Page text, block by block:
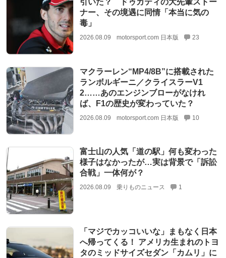
引いた？ ドゥカティの大先輩ストー
ナー、その境遇に同情「本当に気の
毒」
2026.08.09 motorsport.com 日本版 23
マクラーレン“MP4/8B”に搭載された
ランボルギーニ／クライスラーV1
2……あのエンジンブローがなけれ
ば、F1の歴史が変わっていた？
2026.08.09 motorsport.com 日本版 10
富士山の人気「道の駅」何も変わった
様子はなかったが…実は背景で「訴訟
合戦」一体何が？
2026.08.09 乗りものニュース 1
「マジでカッコいいな」まもなく日本
へ帰ってくる！ アメリカ生まれのトヨ
タのミッドサイズセダン「カムリ」に